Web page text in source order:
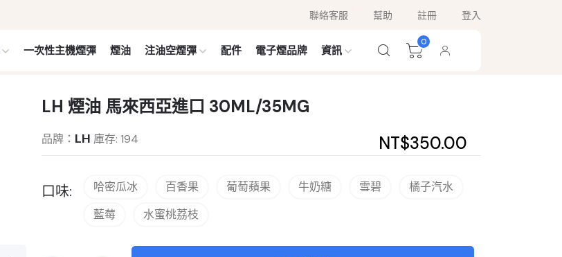
聯絡客服 幫助 註冊 登入
一次性主機煙彈 煙油 注油空煙彈 配件 電子煙品牌 資訊
0
LH 煙油 馬來西亞進口 30ML/35MG
品牌： LH NT$350.00
庫存: 194
口味: 哈密瓜冰 百香果 葡萄蘋果 牛奶糖 雪碧
橘子汽水
藍莓
水蜜桃荔枝